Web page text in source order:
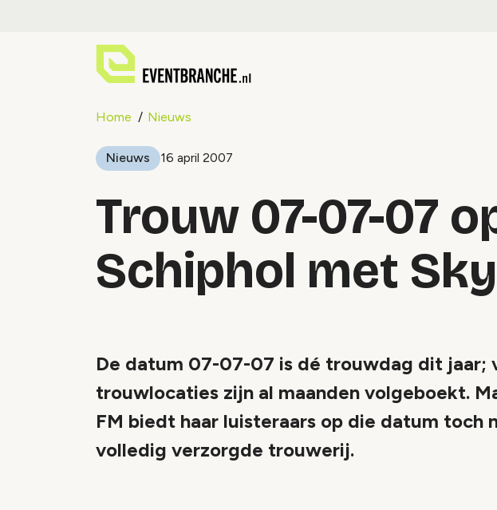
Home Nieuws
Nieuws 16 april 2007
Trouw 07-07-07
Schiphol met
De datum 07-07-07 is dé trouwdag dit jaar;
trouwlocaties zijn al maanden volgeboekt.
FM biedt haar luisteraars op die datum toch
volledig verzorgde trouwerij.